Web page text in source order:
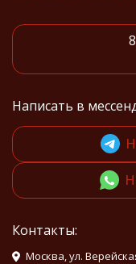
Написать в
Контакты:
Москва, ул.